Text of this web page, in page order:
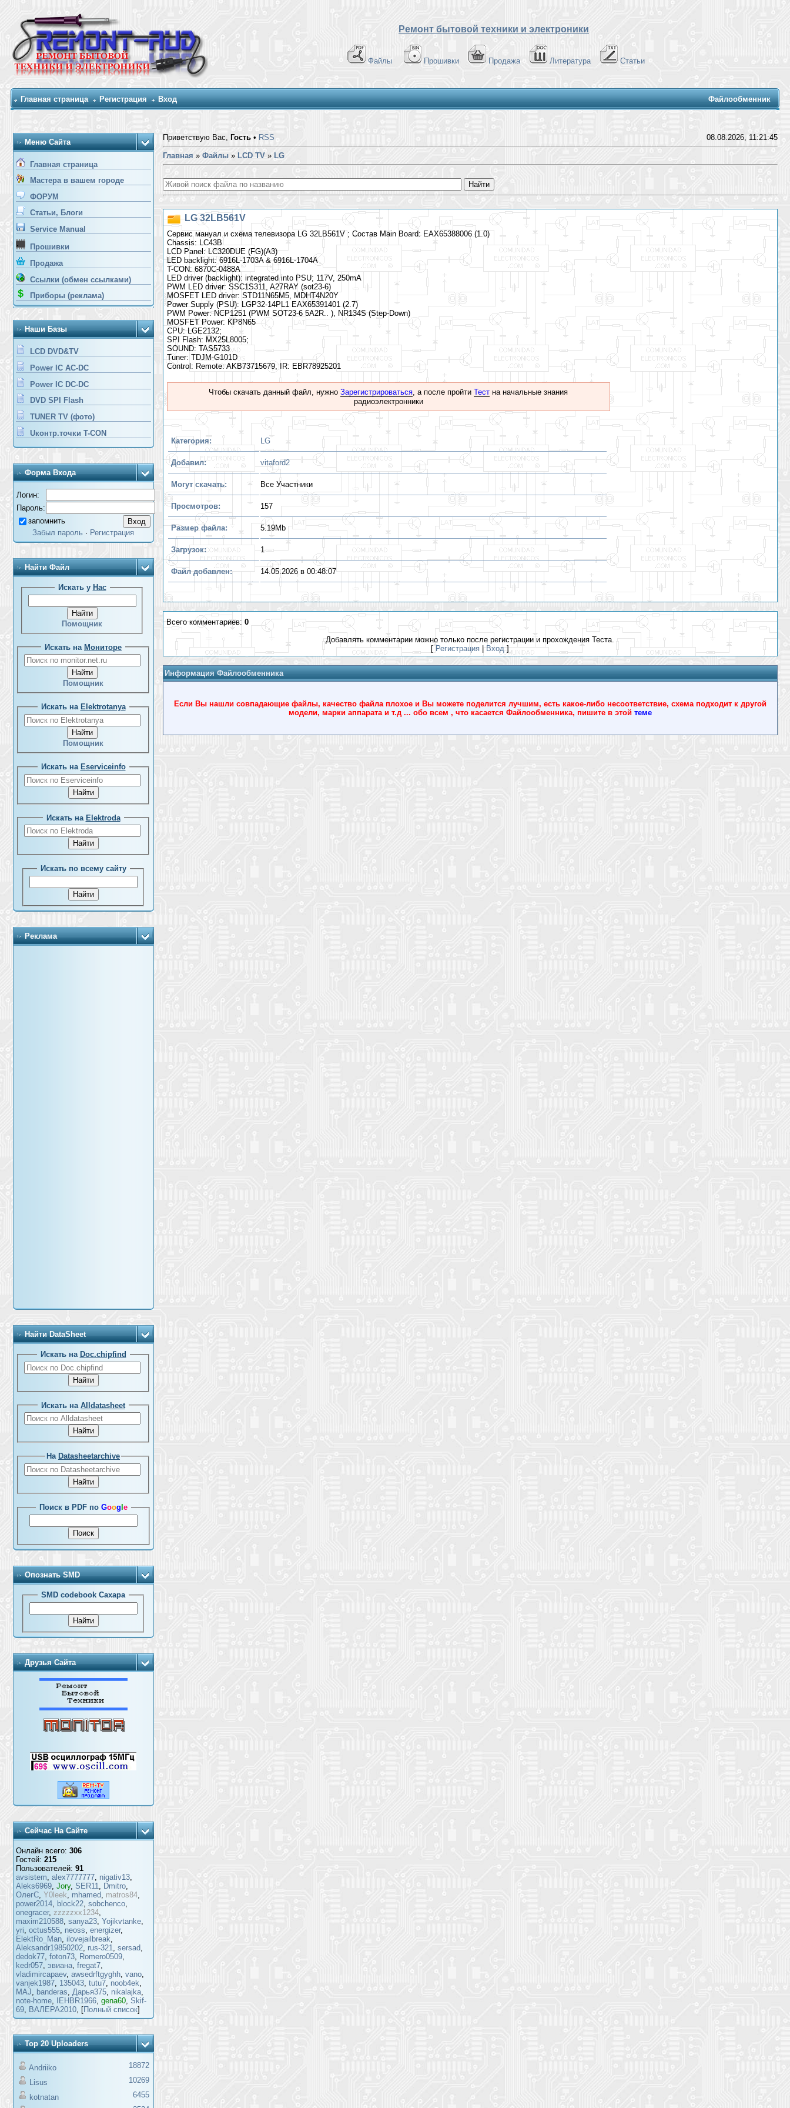
Ремонт бытовой техники и электроники
Файлы Прошивки Продажа Литература Статьи
Главная страница Регистрация Вход Файлообменник
Меню Сайта
Главная страница
Мастера в вашем городе
ФОРУМ
Статьи, Блоги
Service Manual
Прошивки
Продажа
Ссылки (обмен ссылками)
Приборы (реклама)
Наши Базы
LCD DVD&TV
Power IC AC-DC
Power IC DC-DC
DVD SPI Flash
TUNER TV (фото)
Uконтр.точки T-CON
Форма Входа
Логин:
Пароль:
запомнить
Забыл пароль · Регистрация
Найти Файл
Искать у Нас
Помощник
Искать на Мониторе
Помощник
Искать на Elektrotanya
Помощник
Искать на Eserviceinfo
Искать на Elektroda
Искать по всему сайту
Реклама
Найти DataSheet
Искать на Doc.chipfind
Искать на Alldatasheet
На Datasheetarchive
Поиск в PDF по Goog e
Опознать SMD
SMD codebook Сахара
Друзья Сайта
Сейчас На Сайте
Онлайн всего: 306
Гостей: 215
Пользователей: 91
avsistem, alex7777777, nigativ13,
Aleks6969, Jory, SER11, Dmitro,
ОлегС, Y0leek, mhamed, matros84,
power2014, block22, sobchenco,
onegracer, zzzzzxx1234,
maxim210588, sanya23, Yojikvtanke,
yri, octus555, neoss, energizer,
ElektRo_Man, ilovejailbreak,
Aleksandr19850202, rus-321, sersad,
dedok77, foton73, Romero0509,
kedr057, эвиана, fregat7,
vladimircapaev, awsedrftgyghh, vano,
vanjek1987, 135043, tutu7, noob4ek,
MAJ, banderas, Дарья375, nikalajka,
note-home, IEHBR1966, gena60, Skif-
69, ВАЛЕРА2010, [Полный список]
Top 20 Uploaders
Andriiko
18872
Lisus
10269
kotnatan
6455
Приветствую Вас, Гость• RSS 08.08.2026, 11:21:45
Главная » Файлы» LCD TV» LG
LG 32LB561V
Сервис мануал и схема телевизора LG 32LB561V​ ; Состав Main Board: EAX65388006 (1.0)
Chassis: LC43B
LCD Panel: LC320DUE (FG)(A3)
LED backlight: 6916L-1703A & 6916L-1704A
T-CON: 6870C-0488A
LED driver (backlight): integrated into PSU; 117V, 250mA
PWM LED driver: SSC1S311, A27RAY (sot23-6)
MOSFET LED driver: STD11N65M5, MDHT4N20Y
Power Supply (PSU): LGP32-14PL1 EAX65391401 (2.7)
PWM Power: NCP1251 (PWM SOT23-6 5A2R.. ), NR134S (Step-Down)
MOSFET Power: KP8N65
CPU: LGE2132;
SPI Flash: MX25L8005;
SOUND: TAS5733
Tuner: TDJM-G101D
Control: Remote: AKB73715679, IR: EBR78925201
Чтобы скачать данный файл, нужно Зарегистрироваться, а после пройти Тест на начальные знания
радиоэлектронники
Категория: LG
Добавил: vitaford2
Могут скачать: Все Участники
Просмотров: 157
Размер файла: 5.19Mb
Загрузок: 1
Файл добавлен: 14.05.2026 в 00:48:07
Всего комментариев: 0
Добавлять комментарии можно только после регистрации и прохождения Теста.
[Регистрация |Вход]
Информация Файлообменника
Если Вы нашли совпадающие файлы, качество файла плохое и Вы можете поделится лучшим, есть какое-либо несоответствие, схема подходит к другой
модели, марки аппарата и т.д ... обо всем , что касается Файлообменника, пишите в этой теме